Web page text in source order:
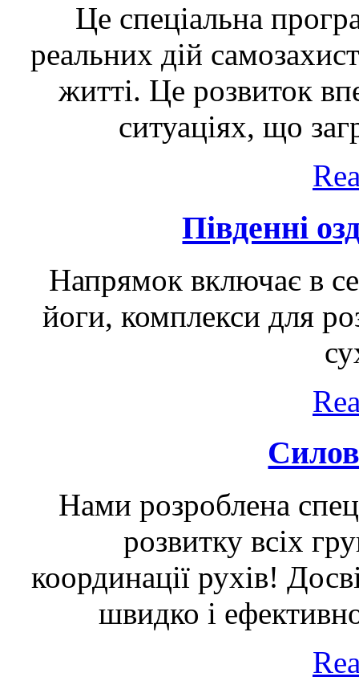
Це спеціальна
реальних дій
житті. Це розвиток
ситуаціях, що
Південні
Напрямок включає в
йоги, комплекси для
Нами розроблена
розвитку всіх
координації рухів!
швидко і